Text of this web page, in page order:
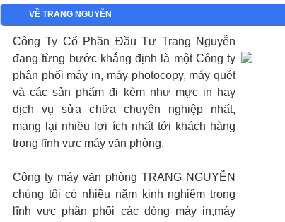
VỀ TRANG NGUYỄN
Công Ty Cổ Phần Đầu Tư Trang Nguyễn
đang từng bước khẳng định là một Công ty
phân phối máy in, máy photocopy, máy quét
và các sản phẩm đi kèm như mực in hay
dịch vụ sửa chữa chuyên nghiệp nhất,
mang lại nhiều lợi ích nhất tới khách hàng
trong lĩnh vực máy văn phòng.
Công ty máy văn phòng TRANG NGUYỄN
chúng tôi có nhiều năm kinh nghiệm trong
lĩnh vực phân phối các dòng máy in,máy